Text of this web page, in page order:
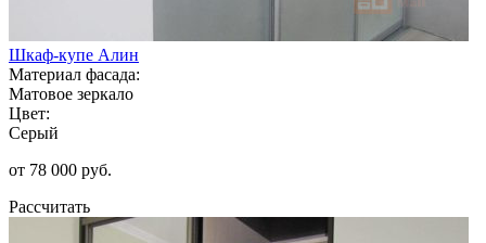
Шкаф-купе Алин
Материал фасада:
Матовое зеркало
Цвет:
Серый
от 78 000 руб.
Рассчитать